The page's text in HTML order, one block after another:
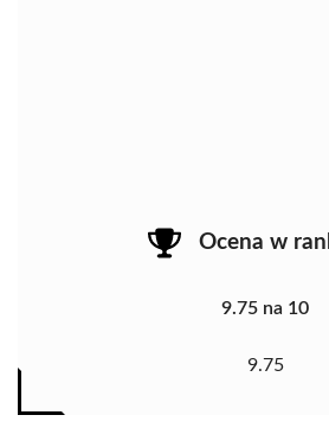
Ocena w
9.75 na 10
9.75